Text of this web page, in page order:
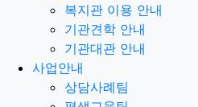
복지관 이용 안내
기관견학 안내
기관대관 안내
사업안내
상담사례팀